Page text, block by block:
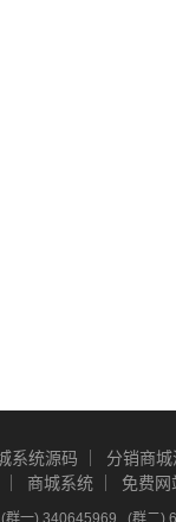
系统源码 分销商城
商城系统 免费网
一) 340645969 , (群二)